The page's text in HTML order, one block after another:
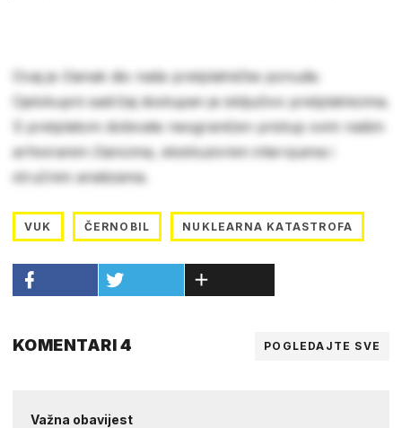
Ovaj je članak dio naše pretplatničke ponude.
Cjelokupni sadržaj dostupan je isključivo pretplatnicima.
S pretplatom dobivate neograničen pristup svim našim
arhiviranim člancima, ekskluzivnim intervjuima i
stručnim analizama.
VUK ČERNOBIL NUKLEARNA KATASTROFA
KOMENTARI 4 POGLEDAJTE SVE
Važna obavijest